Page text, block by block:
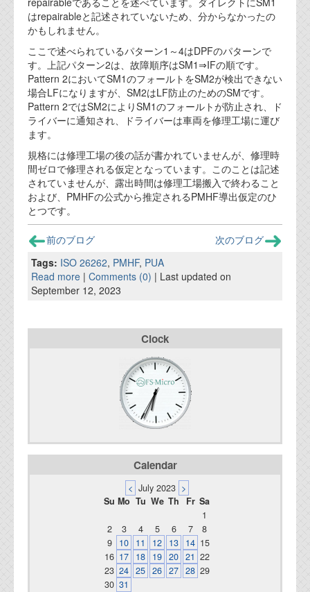
FAQ
お問い合わせフォーム
はrepairableと記述されていないため、分からなかったの
かもしれません。
ここで述べられているパターン1～4はDPFのパターンで
す。上記パターン2は、故障順序はSM1⇒IFの順です。
Pattern 2においてSM1のフォールトをSM2が検出できない
場合LFになりますが、SM2はLF防止のためのSMです。
Pattern 2ではSM2によりSM1のフォールトが防止され、ド
ライバーに通知され、ドライバーは車両を修理工場に運び
ます。
規格には修理工場の後の話が書かれていませんが、修理時
間ゼロで修理される仮定となっています。このことは記述
されていませんが、露出時間は修理工場搬入で終わること
および、PMHFの公式から推定されるPMHF導出仮定のひ
とつです。
前のブログ
次のブログ
Tags: ISO 26262, PMHF, PUA
Read more | Comments (0) | Last updated on
September 12, 2023
Clock
Calendar
< July 2023 >
Su Mo Tu We Th Fr Sa
1
2
3 4 5 6 7
8
9
10 11 12 13 14 15
16 17 18 19 20 21 22
23 24 25 26 27 28 29
30 31